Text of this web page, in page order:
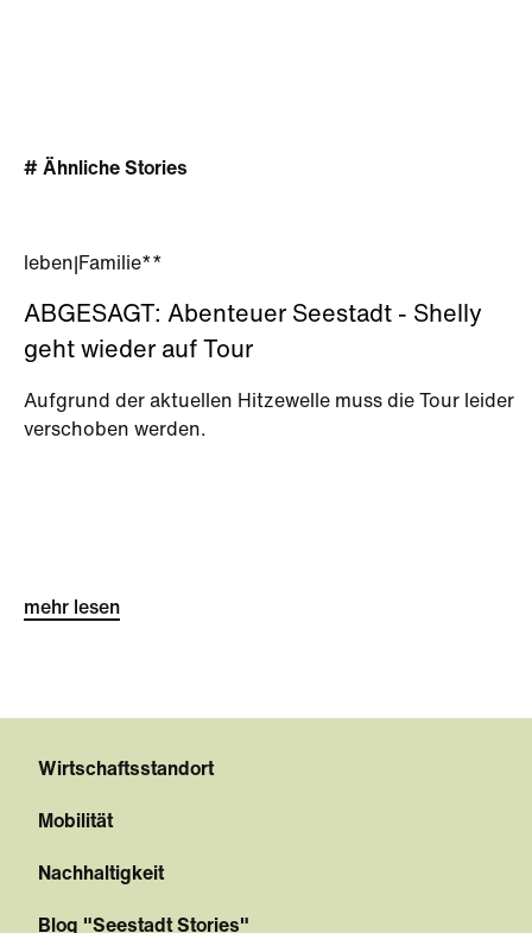
# Ähnliche Stories
leben Familie**
ABGESAGT: Abenteuer Seestadt - Shelly
geht wieder auf Tour
Aufgrund der aktuellen Hitzewelle muss die Tour leider
verschoben werden.
mehr lesen
Wirtschaftsstandort
Mobilität
Nachhaltigkeit
Blog "Seestadt Stories"